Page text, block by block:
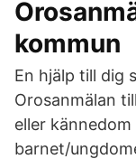
kommun
En hjälp till dig
Orosanmälan
eller
barnet/